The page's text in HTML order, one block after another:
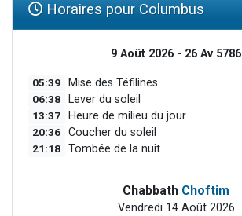
Horaires pour Columbus
9 Août 2026 - 26 Av 5786
05:39 Mise des Téfilines
06:38 Lever du soleil
13:37 Heure de milieu du jour
20:36 Coucher du soleil
21:18 Tombée de la nuit
Chabbath Choftim
Vendredi 14 Août 2026